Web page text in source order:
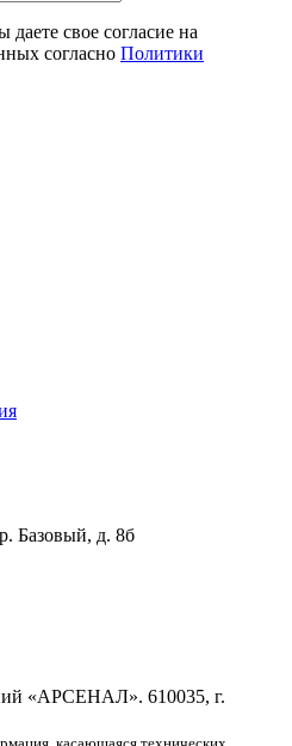
свое согласие на
согласно Политики
Базовый, д. 8б
«АРСЕНАЛ». 610035, г.